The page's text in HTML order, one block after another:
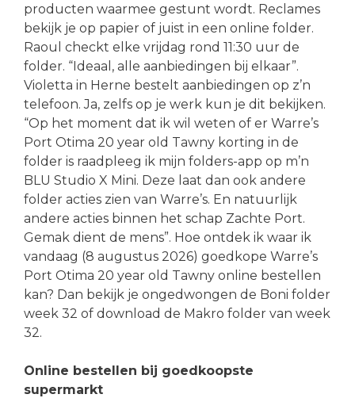
producten waarmee gestunt wordt. Reclames
bekijk je op papier of juist in een online folder.
Raoul checkt elke vrijdag rond 11:30 uur de
folder. “Ideaal, alle aanbiedingen bij elkaar”.
Violetta in Herne bestelt aanbiedingen op z’n
telefoon. Ja, zelfs op je werk kun je dit bekijken.
“Op het moment dat ik wil weten of er Warre’s
Port Otima 20 year old Tawny korting in de
folder is raadpleeg ik mijn folders-app op m’n
BLU Studio X Mini. Deze laat dan ook andere
folder acties zien van Warre’s. En natuurlijk
andere acties binnen het schap Zachte Port.
Gemak dient de mens”. Hoe ontdek ik waar ik
vandaag (8 augustus 2026) goedkope Warre’s
Port Otima 20 year old Tawny online bestellen
kan? Dan bekijk je ongedwongen de Boni folder
week 32 of download de Makro folder van week
32.
Online bestellen bij goedkoopste
supermarkt